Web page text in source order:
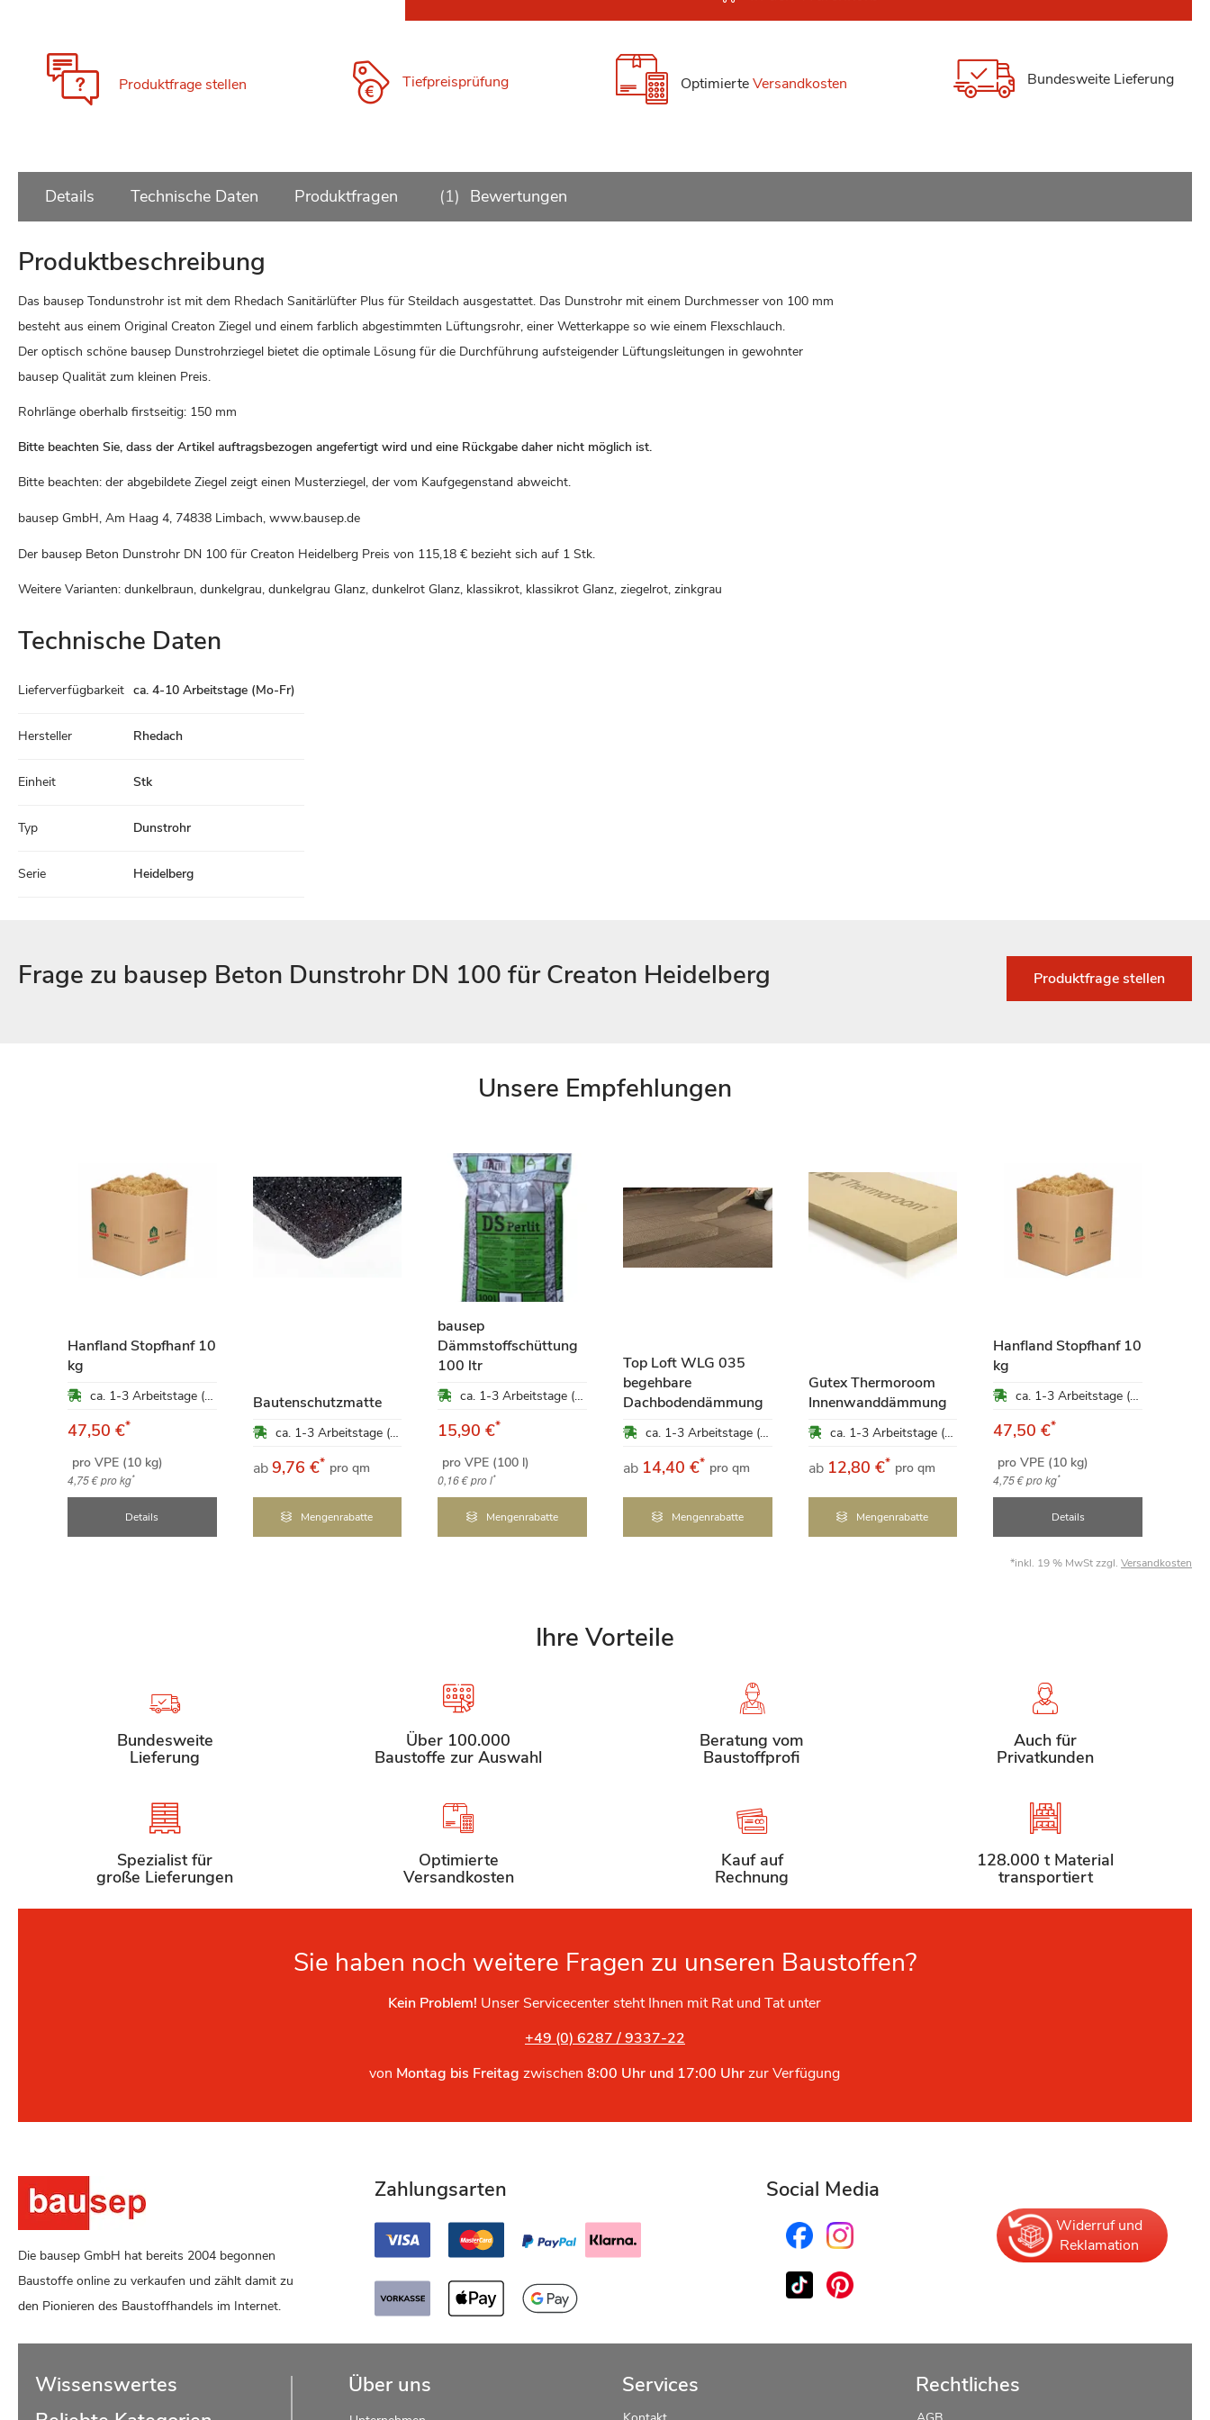
Bildgalerie
springen
Produktfrage stellen Tiefpreisprüfung OptimierteVersandkosten Bundesweite Lieferung
Details Technische Daten Produktfragen 1 Bewertungen
Produktbeschreibung
Das bausep Tondunstrohr ist mit dem Rhedach Sanitärlüfter Plus für Steildach ausgestattet. Das Dunstrohr mit einem Durchmesser von 100 mm
besteht aus einem Original Creaton Ziegel und einem farblich abgestimmten Lüftungsrohr, einer Wetterkappe so wie einem Flexschlauch.
Der optisch schöne bausep Dunstrohrziegel bietet die optimale Lösung für die Durchführung aufsteigender Lüftungsleitungen in gewohnter
bausep Qualität zum kleinen Preis.
Rohrlänge oberhalb firstseitig: 150 mm
Bitte beachten Sie, dass der Artikel auftragsbezogen angefertigt wird und eine Rückgabe daher nicht möglich ist.
Bitte beachten: der abgebildete Ziegel zeigt einen Musterziegel, der vom Kaufgegenstand abweicht.
bausep GmbH, Am Haag 4, 74838 Limbach, www.bausep.de
Der bausep Beton Dunstrohr DN 100 für Creaton Heidelberg Preis von 115,18 € bezieht sich auf 1 Stk.
Weitere Varianten: dunkelbraun, dunkelgrau, dunkelgrau Glanz, dunkelrot Glanz, klassikrot, klassikrot Glanz, ziegelrot, zinkgrau
Technische Daten
Daten
Lieferverfügbarkeit ca. 4-10 Arbeitstage (Mo-Fr)
Hersteller Rhedach
Einheit Stk
Typ Dunstrohr
Serie Heidelberg
Frage zu bausep Beton Dunstrohr DN 100 für Creaton Heidelberg Produktfrage stellen
Unsere Empfehlungen
Hanfland Stopfhanf 10
kg
ca. 1-3 Arbeitstage (Mo-Fr)
47,50 €*
pro VPE (10 kg)
4,75 €pro kg*
Details
Bautenschutzmatte
ca. 1-3 Arbeitstage (Mo-Fr)
ab 9,76 €* pro qm
Mengenrabatte
bausep
Dämmstoffschüttung
100 ltr
ca. 1-3 Arbeitstage (Mo-Fr)
15,90 €*
pro VPE (100 l)
0,16 €pro l*
Mengenrabatte
Top Loft WLG 035
begehbare
Dachbodendämmung
ca. 1-3 Arbeitstage (Mo-Fr)
ab 14,40 €* pro qm
Mengenrabatte
Gutex Thermoroom
Innenwanddämmung
ca. 1-3 Arbeitstage (Mo-Fr)
ab 12,80 €* pro qm
Mengenrabatte
Hanfland Stopfhanf 10
kg
ca. 1-3 Arbeitstage (Mo-Fr)
47,50 €*
pro VPE (10 kg)
4,75 €pro kg*
Details
*inkl. 19 % MwSt zzgl. Versandkosten
Ihre Vorteile
Bundesweite
Lieferung
Über 100.000
Baustoffe zur Auswahl
Beratung vom
Baustoffprofi
Auch für
Privatkunden
Spezialist für
große Lieferungen
Optimierte
Versandkosten
Kauf auf
Rechnung
128.000 t Material
transportiert
Sie haben noch weitere Fragen zu unseren Baustoffen?
Kein Problem! Unser Servicecenter steht Ihnen mit Rat und Tat unter
+49 (0) 6287 / 9337-22
von Montag bis Freitag zwischen8:00 Uhr und 17:00 Uhrzur Verfügung
Die bausep GmbH hat bereits 2004 begonnen
Baustoffe online zu verkaufen und zählt damit zu
den Pionieren des Baustoffhandels im Internet.
Zahlungsarten Social Media
Widerruf und
Reklamation
Wissenswertes
Über uns Services Rechtliches